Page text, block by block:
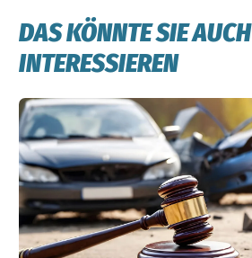
DAS KÖNNTE SIE AUCH
INTERESSIEREN